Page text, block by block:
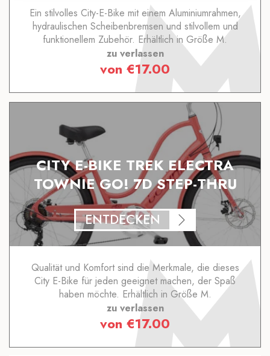
Ein stilvolles City-E-Bike mit einem Aluminiumrahmen,
hydraulischen Scheibenbremsen und stilvollem und
funktionellem Zubehör. Erhältlich in Größe M.
zu verlassen
von €17.00
CITY E-BIKE TREK ELECTRA
TOWNIE GO! 7D STEP-THRU
ENTDECKEN
Qualität und Komfort sind die Merkmale, die dieses
City E-Bike für jeden geeignet machen, der Spaß
haben möchte. Erhältlich in Größe M.
zu verlassen
von €17.00